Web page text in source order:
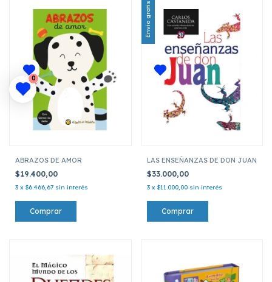
ABRAZOS DE AMOR
$19.400,00
3 x $6.466,67 sin interés
Envío gratis
LAS ENSEÑANZAS DE DON JUAN
$33.000,00
3 x $11.000,00 sin interés
0